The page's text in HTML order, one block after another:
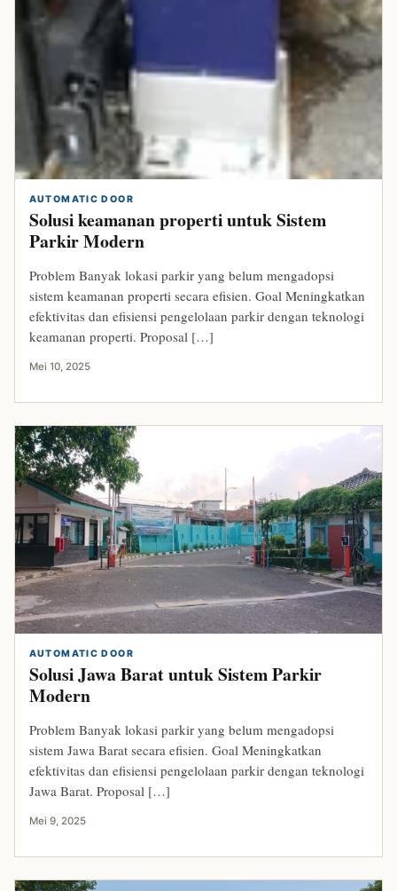
AUTOMATIC DOOR
Solusi keamanan properti untuk Sistem
Parkir Modern
Problem Banyak lokasi parkir yang belum mengadopsi
sistem keamanan properti secara efisien. Goal Meningkatkan
efektivitas dan efisiensi pengelolaan parkir dengan teknologi
keamanan properti. Proposal […]
Mei 10, 2025
AUTOMATIC DOOR
Solusi Jawa Barat untuk Sistem Parkir
Modern
Problem Banyak lokasi parkir yang belum mengadopsi
sistem Jawa Barat secara efisien. Goal Meningkatkan
efektivitas dan efisiensi pengelolaan parkir dengan teknologi
Jawa Barat. Proposal […]
Mei 9, 2025